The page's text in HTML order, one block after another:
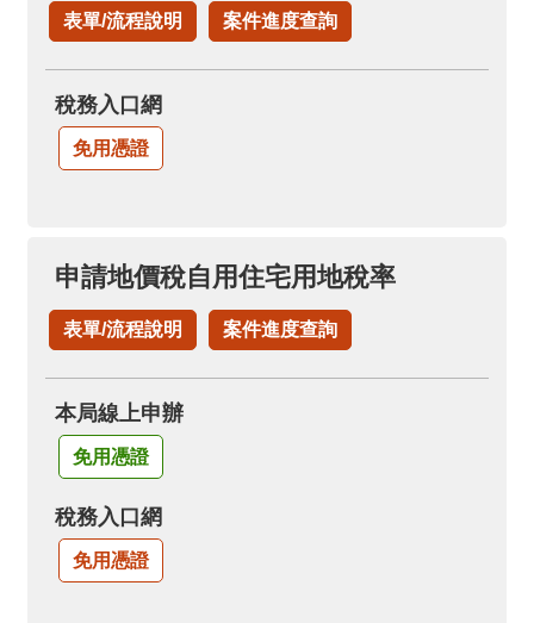
表單/流程說明 案件進度查詢
稅務入口網
免用憑證
申請地價稅自用住宅用地稅率
表單/流程說明 案件進度查詢
本局線上申辦
免用憑證
稅務入口網
免用憑證